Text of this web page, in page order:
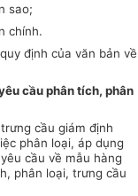
sao;
chính.
định của văn bản về
cầu phân tích, phân
cầu giám định
phân loại, áp dụng
cầu về mẫu hàng
phân loại, trưng cầu